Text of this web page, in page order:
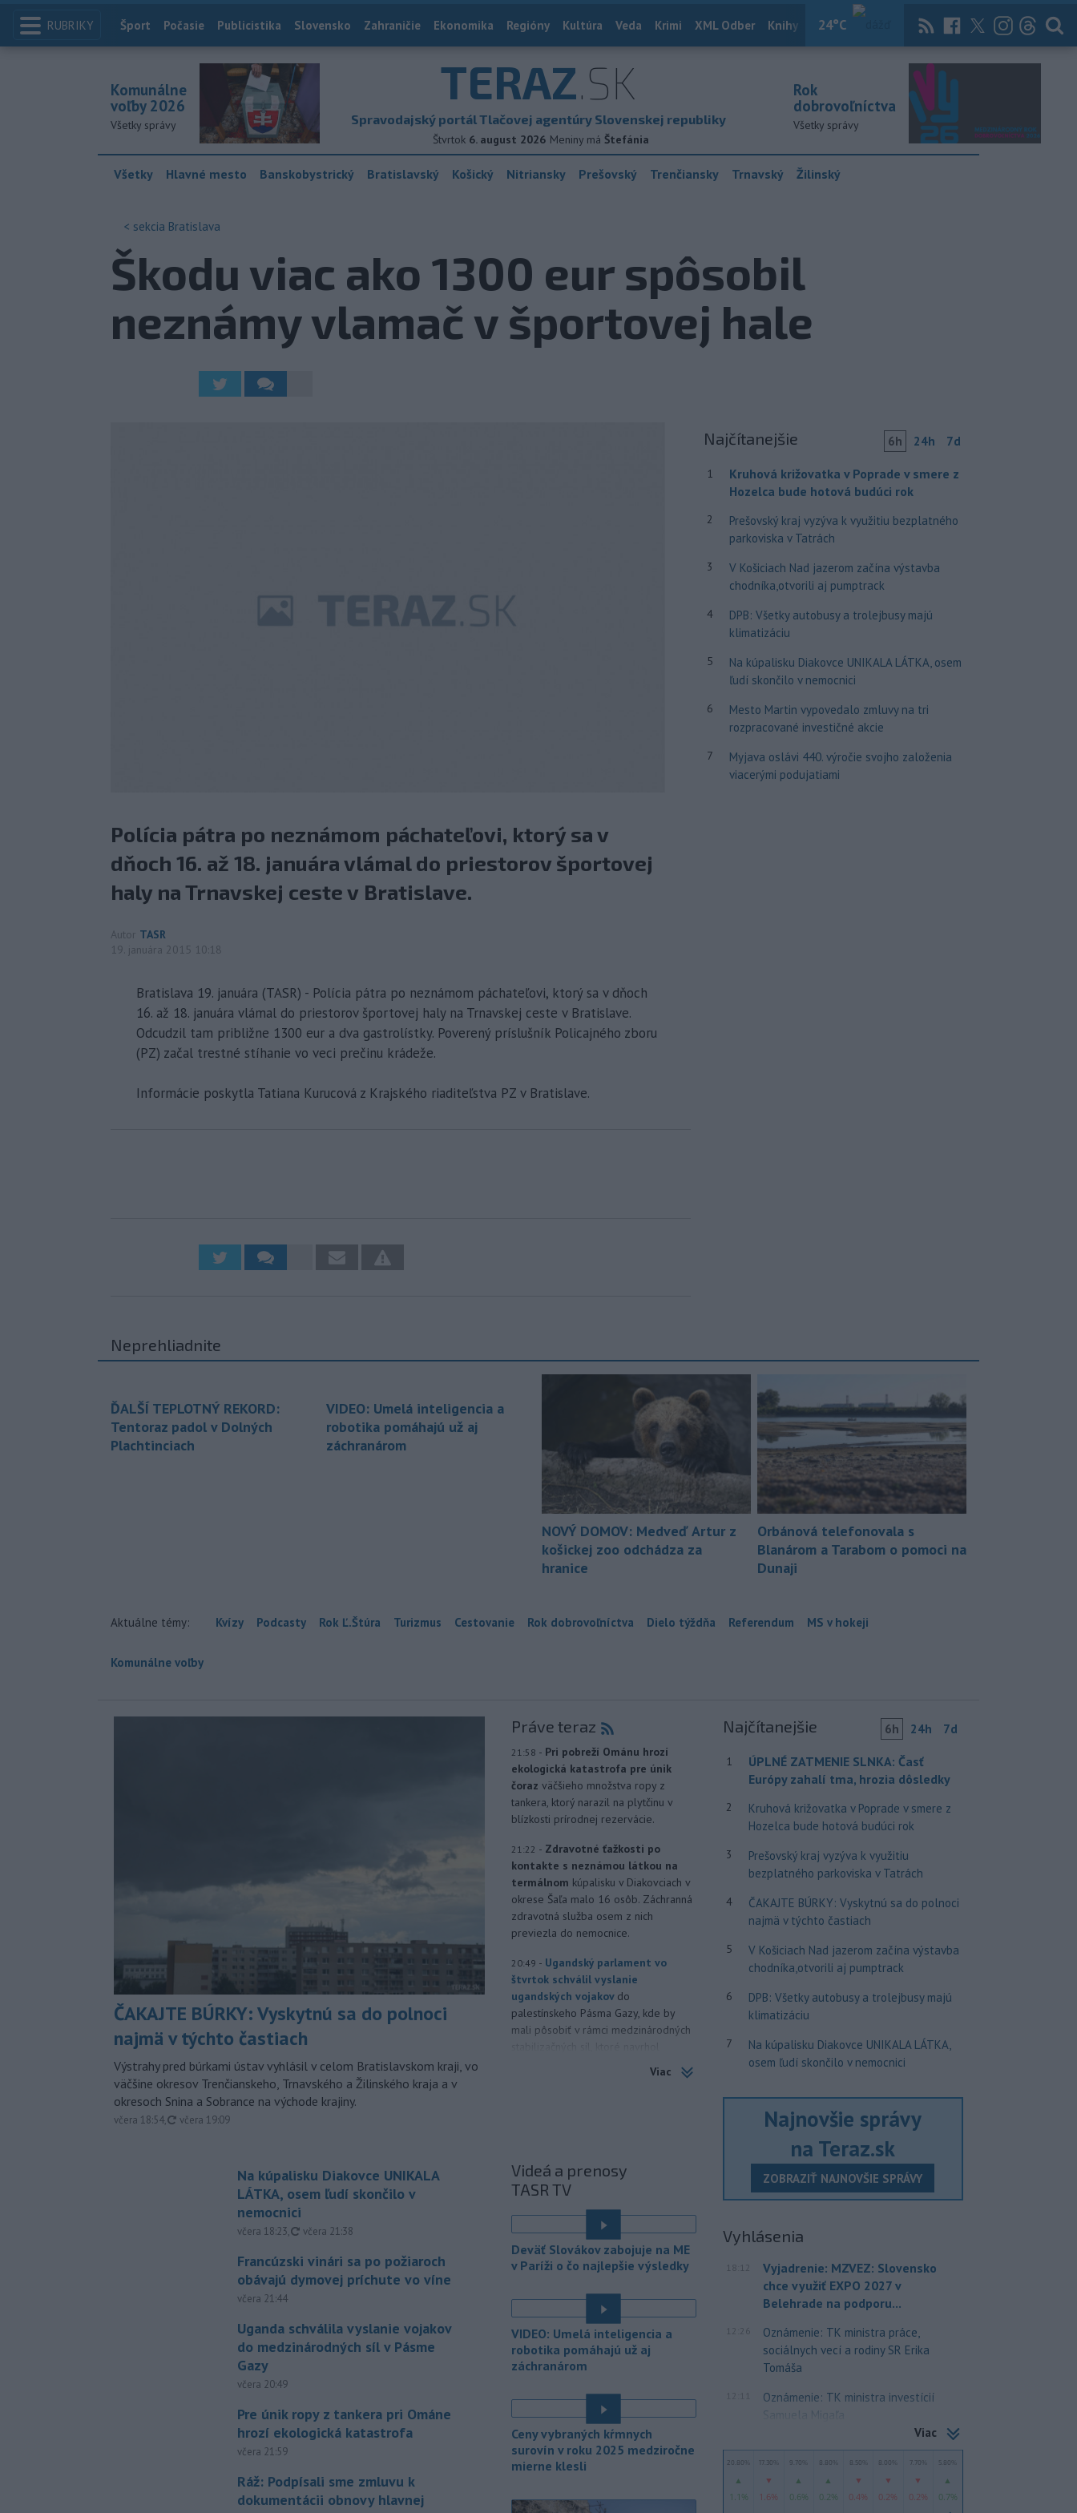
RUBRIKY 24°C
Index
Šport Počasie Publicistika Slovensko Zahraničie Ekonomika Regióny Kultúra Veda Krimi XML Odber Knihy Útulkovo Magazín News Now Archív
TERAZ.SK
Spravodajský portál Tlačovej agentúry Slovenskej republiky
Štvrtok 6. august 2026 Meniny má Štefánia
Komunálne
voľby 2026
Všetky správy
Rok
dobrovoľníctva
Všetky správy
Všetky Hlavné mesto Banskobystrický Bratislavský Košický Nitriansky Prešovský Trenčiansky Trnavský Žilinský
< sekcia Bratislava
Škodu viac ako 1300 eur spôsobil
neznámy vlamač v športovej hale
Polícia pátra po neznámom páchateľovi, ktorý sa v
dňoch 16. až 18. januára vlámal do priestorov športovej
haly na Trnavskej ceste v Bratislave.
Autor TASR
19. januára 2015 10:18
Bratislava 19. januára (TASR) - Polícia pátra po neznámom páchateľovi, ktorý sa v dňoch
16. až 18. januára vlámal do priestorov športovej haly na Trnavskej ceste v Bratislave.
Odcudzil tam približne 1300 eur a dva gastrolístky. Poverený príslušník Policajného zboru
(PZ) začal trestné stíhanie vo veci prečinu krádeže.
Informácie poskytla Tatiana Kurucová z Krajského riaditeľstva PZ v Bratislave.
Najčítanejšie 6h 24h 7d
1
Kruhová križovatka v Poprade v smere z
Hozelca bude hotová budúci rok
2
Prešovský kraj vyzýva k využitiu bezplatného
parkoviska v Tatrách
3
V Košiciach Nad jazerom začína výstavba
chodníka,otvorili aj pumptrack
4
DPB: Všetky autobusy a trolejbusy majú
klimatizáciu
5
Na kúpalisku Diakovce UNIKALA LÁTKA, osem
ľudí skončilo v nemocnici
6
Mesto Martin vypovedalo zmluvy na tri
rozpracované investičné akcie
7
Myjava oslávi 440. výročie svojho založenia
viacerými podujatiami
Neprehliadnite
ĎALŠÍ TEPLOTNÝ REKORD:
Tentoraz padol v Dolných
Plachtinciach
VIDEO: Umelá inteligencia a
robotika pomáhajú už aj
záchranárom
NOVÝ DOMOV: Medveď Artur z
košickej zoo odchádza za
hranice
Orbánová telefonovala s
Blanárom a Tarabom o pomoci na
Dunaji
Aktuálne témy: Kvízy Podcasty Rok Ľ.Štúra Turizmus Cestovanie Rok dobrovoľníctva Dielo týždňa Referendum MS v hokeji
Komunálne voľby
ČAKAJTE BÚRKY: Vyskytnú sa do polnoci
najmä v týchto častiach
Výstrahy pred búrkami ústav vyhlásil v celom Bratislavskom kraji, vo
väčšine okresov Trenčianskeho, Trnavského a Žilinského kraja a v
okresoch Snina a Sobrance na východe krajiny.
včera 18:54, aktualizované
včera 19:09
Na kúpalisku Diakovce UNIKALA
LÁTKA, osem ľudí skončilo v
nemocnici
včera 18:23, aktualizované
včera 21:38
Francúzski vinári sa po požiaroch
obávajú dymovej príchute vo víne
včera 21:44
Uganda schválila vyslanie vojakov
do medzinárodných síl v Pásme
Gazy
včera 20:49
Pre únik ropy z tankera pri Ománe
hrozí ekologická katastrofa
včera 21:59
Ráž: Podpísali sme zmluvu k
dokumentácii obnovy hlavnej
Práve teraz
21:58 - Pri pobreží Ománu hrozí
ekologická katastrofa pre únik
čoraz väčšieho množstva ropy z
tankera, ktorý narazil na plytčinu v
blízkosti prírodnej rezervácie.
21:22 - Zdravotné ťažkosti po
kontakte s neznámou látkou na
termálnom kúpalisku v Diakovciach v
okrese Šaľa malo 16 osôb. Záchranná
zdravotná služba osem z nich
previezla do nemocnice.
20:49 - Ugandský parlament vo
štvrtok schválil vyslanie
ugandských vojakov do
palestínskeho Pásma Gazy, kde by
mali pôsobiť v rámci medzinárodných
po jeho neúspešnom pláne.
Vo štvrtok do polnoci treba
najmä na západe a severozápade
Slovenska počítať s búrkami.
Slovenský hydrometeorologický ústav
(SHMÚ) vydal výstrahy prvého stupňa.
Platia aj v okresoch Snina a Sobrance.
18:19 - Polícia v súčinnosti s ďalšími
záchrannými zložkami zasahuje
termálnom kúpalisku v Diakovciach.
Bratislave, Komárne a Štúrove v
prvom polroku 2026 zaznamenali
spolu 1827 pristátí osobných
kajutových a výletných plavidiel.
amerického Senátu vo štvrtok
Viac
Videá a prenosy
TASR TV
Deväť Slovákov zabojuje na ME
v Paríži o čo najlepšie výsledky
VIDEO: Umelá inteligencia a
robotika pomáhajú už aj
záchranárom
Ceny vybraných kŕmnych
surovín v roku 2025 medziročne
mierne klesli
Najčítanejšie 6h 24h 7d
1
ÚPLNÉ ZATMENIE SLNKA: Časť
Európy zahalí tma, hrozia dôsledky
2
Kruhová križovatka v Poprade v smere z
Hozelca bude hotová budúci rok
3
Prešovský kraj vyzýva k využitiu
bezplatného parkoviska v Tatrách
4
ČAKAJTE BÚRKY: Vyskytnú sa do polnoci
najmä v týchto častiach
5
V Košiciach Nad jazerom začína výstavba
chodníka,otvorili aj pumptrack
6
DPB: Všetky autobusy a trolejbusy majú
klimatizáciu
7
Na kúpalisku Diakovce UNIKALA LÁTKA,
osem ľudí skončilo v nemocnici
Najnovšie správy
na Teraz.sk
ZOBRAZIŤ NAJNOVŠIE SPRÁVY
Vyhlásenia
18:12
Vyjadrenie: MZVEZ: Slovensko
chce využiť EXPO 2027 v
Belehrade na podporu...
12:26
Oznámenie: TK ministra práce,
sociálnych vecí a rodiny SR Erika
Tomáša
Oznámenie: TK ministra investícií
Samuela Migaľa
Viac